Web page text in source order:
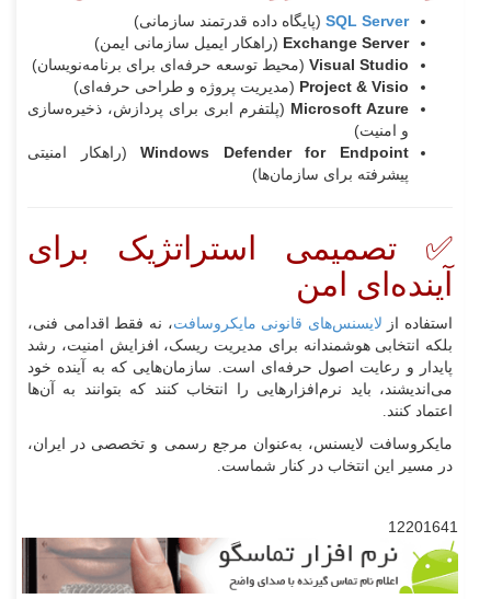
SQL Server (پایگاه داده قدرتمند سازمانی)
Exchange Server (راهکار ایمیل سازمانی ایمن)
Visual Studio (محیط توسعه حرفه‌ای برای برنامه‌نویسان)
Project & Visio (مدیریت پروژه و طراحی حرفه‌ای)
Microsoft Azure (پلتفرم ابری برای پردازش، ذخیره‌سازی
و امنیت)
Windows Defender for Endpoint(راهکار امنیتی
پیشرفته برای سازمان‌ها)
✅ تصمیمی استراتژیک برای
آینده‌ای امن
استفاده از لایسنس‌های قانونی مایکروسافت، نه فقط اقدامی فنی،
بلکه انتخابی هوشمندانه برای مدیریت ریسک، افزایش امنیت، رشد
پایدار و رعایت اصول حرفه‌ای است. سازمان‌هایی که به آینده خود
می‌اندیشند، باید نرم‌افزارهایی را انتخاب کنند که بتوانند به آن‌ها
اعتماد کنند.
مایکروسافت لایسنس، به‌عنوان مرجع رسمی و تخصصی در ایران،
در مسیر این انتخاب در کنار شماست.
12201641